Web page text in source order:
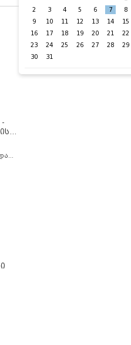
2
3 4 5 6 7
8
9
10 11 12 13 14
15
16
17 18 19 20 21
22
23
24 25 26 27 28
29
30
31